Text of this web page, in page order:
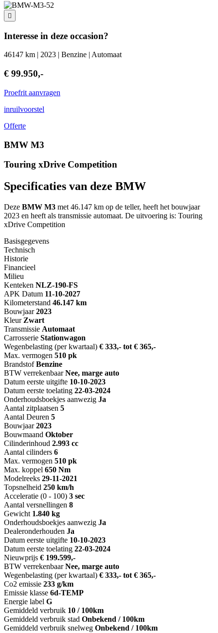
Interesse in deze occasion?
46147 km | 2023 | Benzine | Automaat
€ 99.950,-
Proefrit aanvragen
inruilvoorstel
Offerte
BMW M3
Touring xDrive Competition
Specificaties van deze BMW
Deze BMW M3 met 46.147 km op de teller, heeft het bouwjaar
2023 en heeft als transmissie automaat. De uitvoering is: Touring
xDrive Competition
Basisgegevens
Technisch
Historie
Financieel
Milieu
Kenteken NLZ-190-FS
APK Datum 11-10-2027
Kilometerstand 46.147 km
Bouwjaar 2023
Kleur Zwart
Transmissie Automaat
Carrosserie Stationwagon
Wegenbelasting (per kwartaal) € 333,- tot € 365,-
Max. vermogen 510 pk
Brandstof Benzine
BTW verrekenbaar Nee, marge auto
Datum eerste uitgifte 10-10-2023
Datum eerste toelating 22-03-2024
Onderhoudsboekjes aanwezig Ja
Aantal zitplaatsen 5
Aantal Deuren 5
Bouwjaar 2023
Bouwmaand Oktober
Cilinderinhoud 2.993 cc
Aantal cilinders 6
Max. vermogen 510 pk
Max. koppel 650 Nm
Modelreeks 29-11-2021
Topsnelheid 250 km/h
Acceleratie (0 - 100) 3 sec
Aantal versnellingen 8
Gewicht 1.840 kg
Onderhoudsboekjes aanwezig Ja
Dealeronderhouden Ja
Datum eerste uitgifte 10-10-2023
Datum eerste toelating 22-03-2024
Nieuwprijs € 199.599,-
BTW verrekenbaar Nee, marge auto
Wegenbelasting (per kwartaal) € 333,- tot € 365,-
Co2 emissie 233 g/km
Emissie klasse 6d-TEMP
Energie label G
Gemiddeld verbruik 10 / 100km
Gemiddeld verbruik stad Onbekend / 100km
Gemiddeld verbruik snelweg Onbekend / 100km